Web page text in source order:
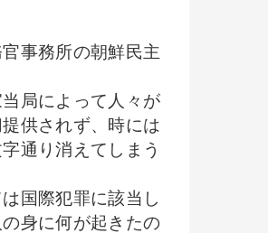
事務所の朝鮮民主
局によって人々が
供されず、時には
通り消えてしまう
国際犯罪に該当し
身に何が起きたの